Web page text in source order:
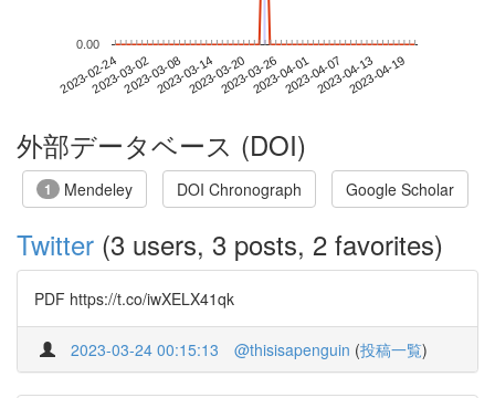
2023-02-242023-03-022023-03-082023-03-142023-03-202023-03-262023-04-012023-04-072023-04-132023-04-19
0.00
外部データベース (DOI)
1 Mendeley DOI Chronograph Google Scholar
Twitter (3 users, 3 posts, 2 favorites)
PDF https://t.co/iwXELX41qk
2023-03-24 00:15:13 @thisisapenguin (投稿一覧)